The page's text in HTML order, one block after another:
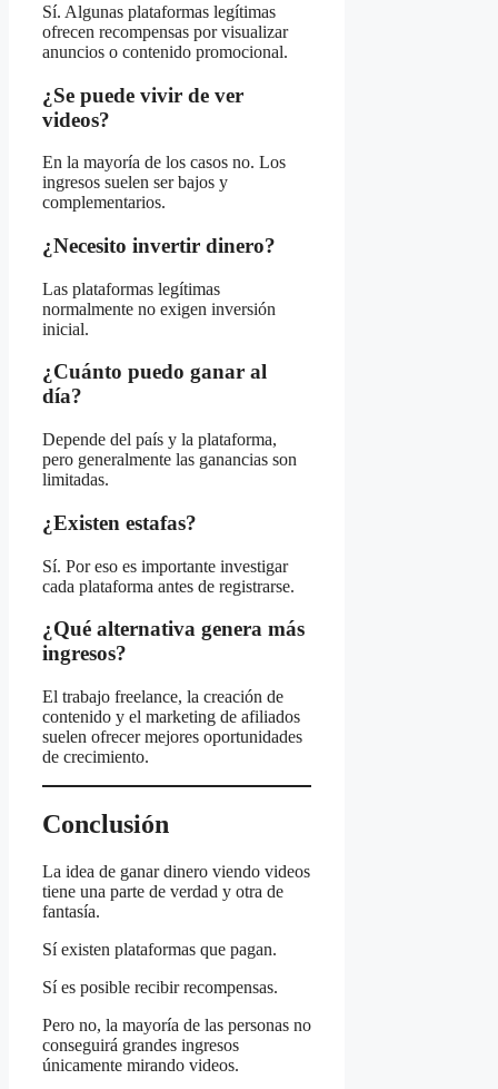
Sí. Algunas plataformas legítimas
ofrecen recompensas por visualizar
anuncios o contenido promocional.
¿Se puede vivir de ver
videos?
En la mayoría de los casos no. Los
ingresos suelen ser bajos y
complementarios.
¿Necesito invertir dinero?
Las plataformas legítimas
normalmente no exigen inversión
inicial.
¿Cuánto puedo ganar al
día?
Depende del país y la plataforma,
pero generalmente las ganancias son
limitadas.
¿Existen estafas?
Sí. Por eso es importante investigar
cada plataforma antes de registrarse.
¿Qué alternativa genera más
ingresos?
El trabajo freelance, la creación de
contenido y el marketing de afiliados
suelen ofrecer mejores oportunidades
de crecimiento.
Conclusión
La idea de ganar dinero viendo videos
tiene una parte de verdad y otra de
fantasía.
Sí existen plataformas que pagan.
Sí es posible recibir recompensas.
Pero no, la mayoría de las personas no
conseguirá grandes ingresos
únicamente mirando videos.